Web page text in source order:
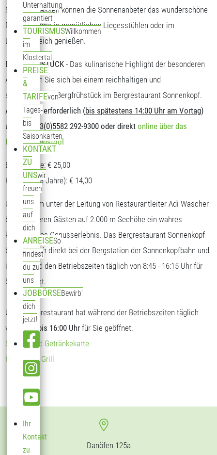
Unterhaltung
garantiert
TOURISMUSWillkommen
im
Klostertal
PREISE
&
TARIFEvon
Tages-
bis
Saisonkarten
KONTAKT
ZU
UNSwir
freuen
uns
auf
dich
ANREISESo
findest
du zu
uns
JOBBÖRSEBewirb'
dich
jetzt!
Ihr
Kontakt
zu
Sonnenterrassen können die Sonnenanbeter das wunderschöne
Bergpanorama in gemütlichen Liegesstühlen oder im
Loungebereich genießen.
BERGFRÜHSTÜCK - Das kulinarische Highlight der besonderen
Art. Stärken Sie sich bei einem reichhaltigen und
schmackhaften Bergfrühstück im Bergrestaurant Sonnenkopf.
Anmeldung erforderlich (bis spätestens 14:00 Uhr am Vortag)
unter T: +43(0)5582 292-9300 oder direktonline über das
Reservierungstool
Erwachsene: € 25,00
Kinder (5-13 Jahre): € 14,00
Unser Team unter der Leitung von Restaurantleiter Adi Wascher
bietet unseren Gästen auf 2.000 m Seehöhe ein wahres
kulinarisches Genusserlebnis. Das Bergrestaurant Sonnenkopf
befindet sich direkt bei der Bergstation der Sonnenkopfbahn und
ist während den Betriebszeiten täglich von 8:45 - 16:15 Uhr für
Sie geöffnet.
Unser Bergrestaurant hat während der Betriebszeiten täglich
von
09:00 bis 16:00 Uhr für Sie geöffnet.
Speise- und Getränkekarte
Hendl vom Grill
Danöfen 125a